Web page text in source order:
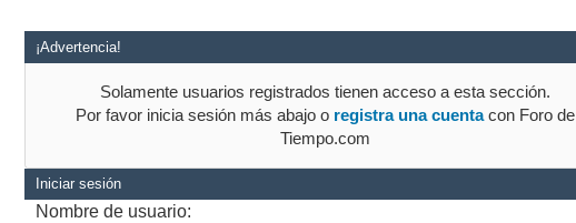
¡Advertencia!
Solamente usuarios registrados tienen acceso a esta sección.
Por favor inicia sesión más abajo o registra una cuentacon Foro de
Tiempo.com
Iniciar sesión
Nombre de usuario: